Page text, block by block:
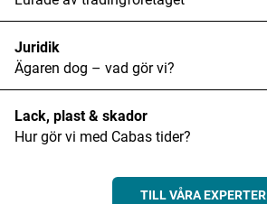
Juridik
Ägaren dog – vad gör vi?
Lack, plast & skador
Hur gör vi med Cabas tider?
TILL VÅRA EXPERTER